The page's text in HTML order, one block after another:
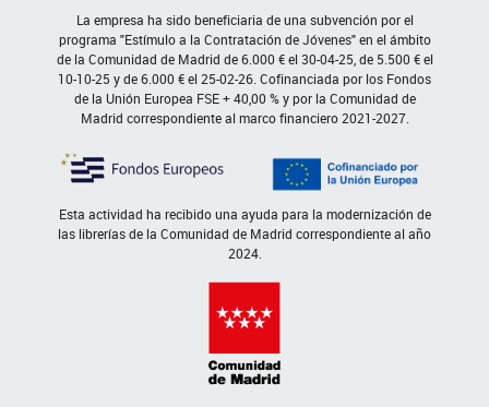
La empresa ha sido beneficiaria de una subvención por el
programa "Estímulo a la Contratación de Jóvenes" en el ámbito
de la Comunidad de Madrid de 6.000 € el 30-04-25, de 5.500 € el
10-10-25 y de 6.000 € el 25-02-26. Cofinanciada por los Fondos
de la Unión Europea FSE + 40,00 % y por la Comunidad de
Madrid correspondiente al marco financiero 2021-2027.
Esta actividad ha recibido una ayuda para la modernización de
las librerías de la Comunidad de Madrid correspondiente al año
2024.